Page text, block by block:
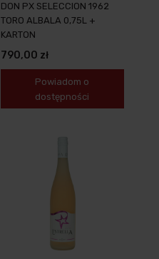
DON PX SELECCION 1962
TORO ALBALA 0,75L +
KARTON
790,00 zł
Powiadom o
dostępności